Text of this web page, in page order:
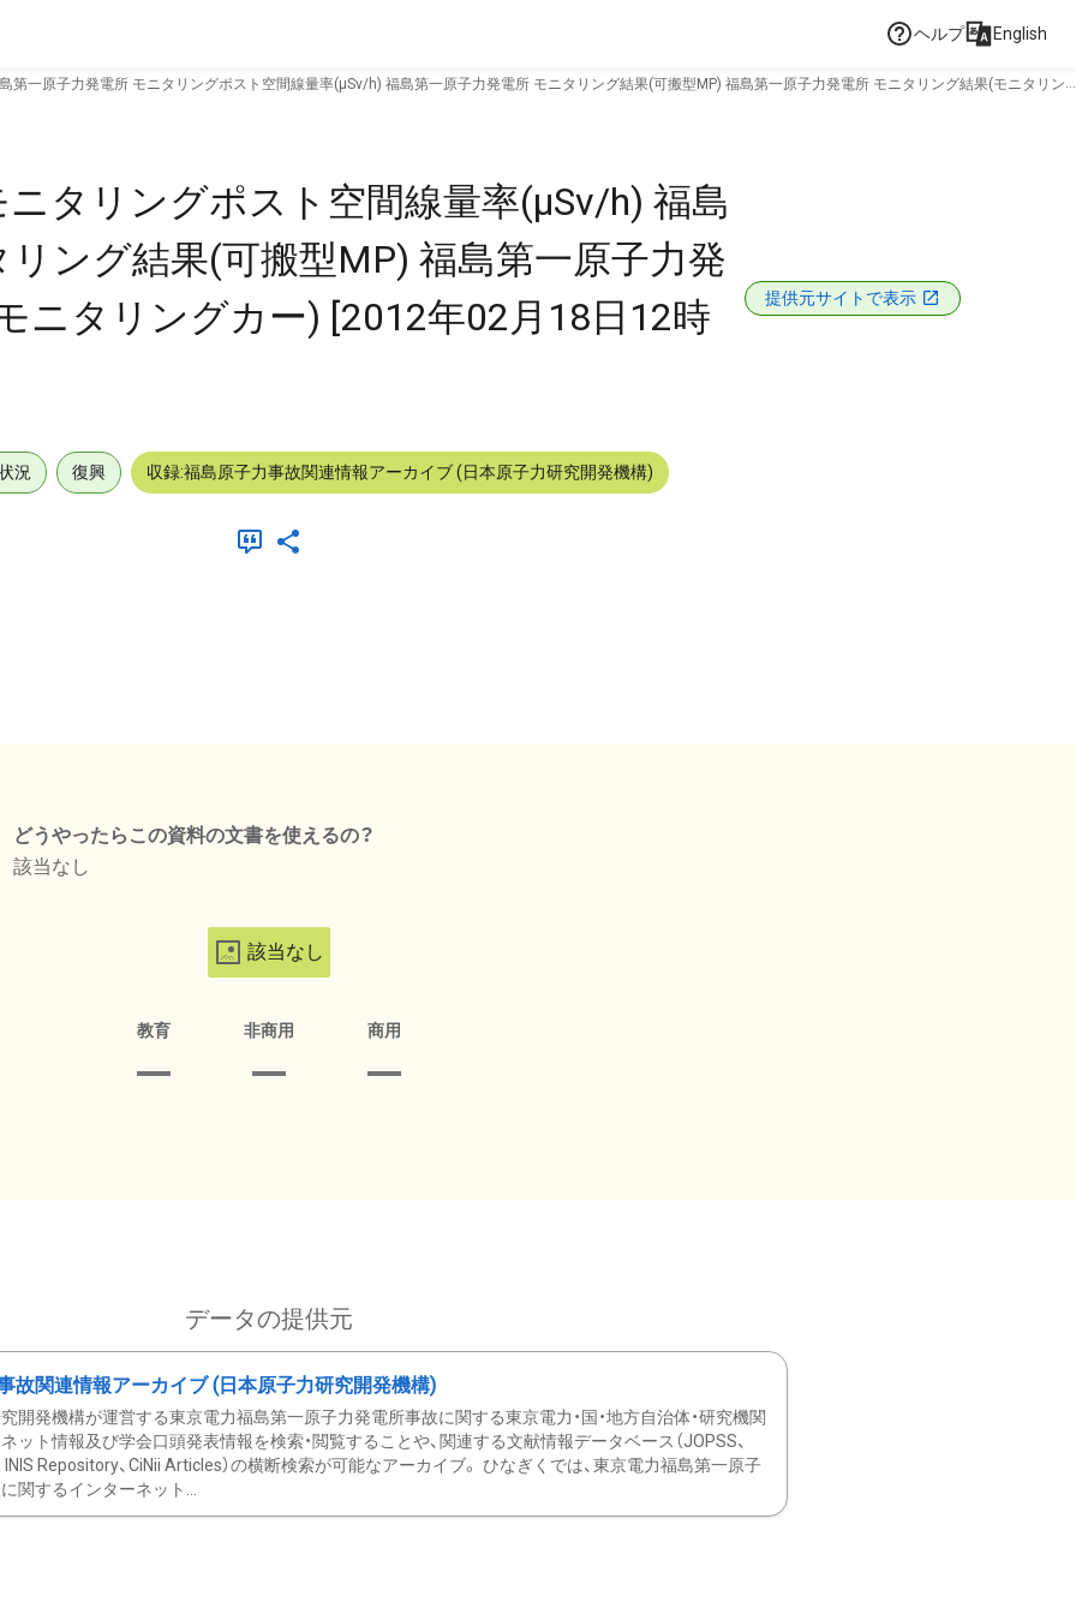
ヘルプ English
第一原子力発電所 モニタリングポスト空間線量率(μSv/h) 福島第一原子力発電所 モニタリング結果(可搬型MP) 福島第一原子力発電所 モニタリング結果(モニタリン
タリングポスト空間線量率(μSv/h) 福島
ング結果(可搬型MP) 福島第一原子力発
ニタリングカー) [2012年02月18日12時
提供元サイトで表示
況 復興 収録:福島原子力事故関連情報アーカイブ (日本原子力研究開発機構)
どうやったらこの資料の文書を使えるの？
該当なし
該当なし
教育 非商用 商用
データの提供元
故関連情報アーカイブ (日本原子力研究開発機構)
開発機構が運営する東京電力福島第一原子力発電所事故に関する東京電力・国・地方自治体・研究機関
ット情報及び学会口頭発表情報を検索・閲覧することや、関連する文献情報データベース（JOPSS、
INIS Repository、CiNii Articles）の横断検索が可能なアーカイブ。 ひなぎくでは、東京電力福島第一原子
関するインターネット...